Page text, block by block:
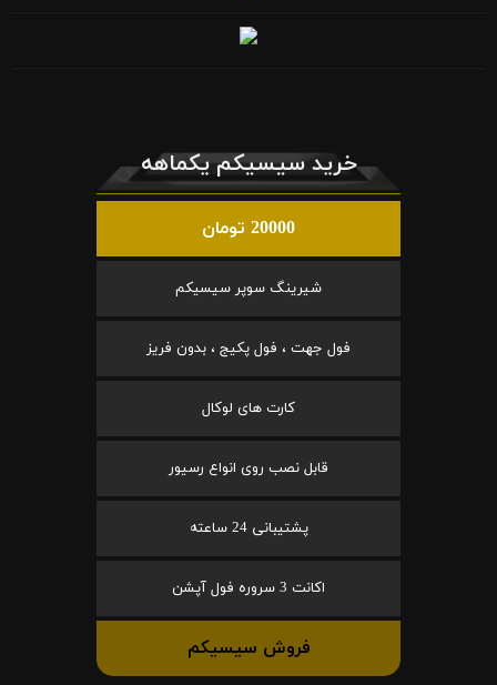
خرید سیسیکم یکماهه
20000 تومان
شیرینگ سوپر سیسیکم
فول جهت ، فول پکیج ، بدون فریز
کارت های لوکال
قابل نصب روی انواع رسیور
پشتیبانی 24 ساعته
اکانت 3 سروره فول آپشن
فروش سیسیکم